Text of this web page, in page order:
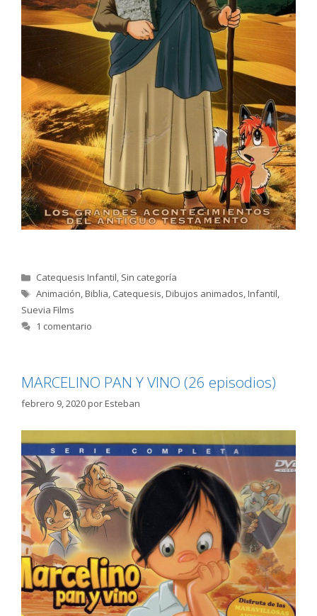
Categorías
Catequesis Infantil, Sin categoría
Etiquetas
Animación,Biblia, Catequesis,Dibujos animados,Infantil,
Suevia Films
1 comentario
MARCELINO PAN Y VINO (26 episodios)
febrero 9, 2020porEsteban